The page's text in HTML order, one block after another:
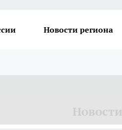
Новости региона